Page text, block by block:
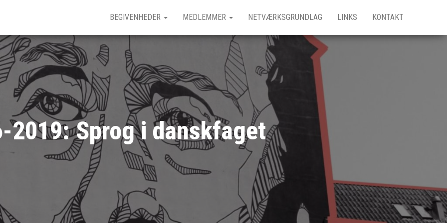
BEGIVENHEDER MEDLEMMER NETVÆRKSGRUNDLAG LINKS KONTAKT
2019: Sprog i danskfaget